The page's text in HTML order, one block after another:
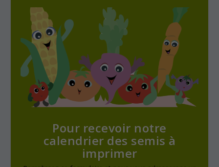
Pour recevoir notre
calendrier des semis à
imprimer